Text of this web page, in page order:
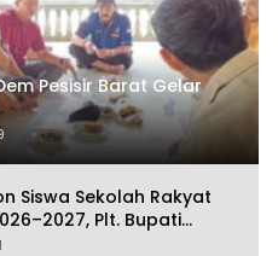
Pesisir Barat Gelar
Siswa Sekolah Rakyat
Plt. Bupati
Komitmen Hadirkan